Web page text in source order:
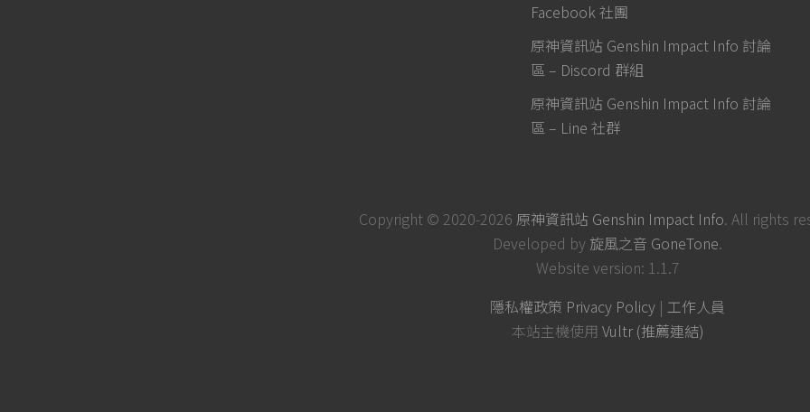
Facebook 社團
原神資訊站 Genshin Impact Info 討論
區 – Discord 群組
原神資訊站 Genshin Impact Info 討論
區 – Line 社群
Copyright © 2020-2026 原神資訊站 Genshin Impact Info. All rights
Developed by 旋風之音 GoneTone.
Website version: 1.1.7
隱私權政策 Privacy Policy | 工作人員
本站主機使用 Vultr (推薦連結)